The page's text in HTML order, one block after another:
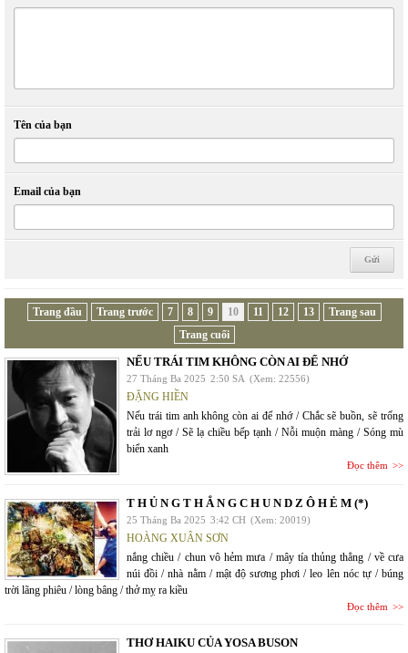
Tên của bạn
Email của bạn
Trang đầu Trang trước 7 8 9 10 11 12 13
Trang sau
Trang cuối
NẾU TRÁI TIM KHÔNG CÒN AI ĐỂ NHỚ
27 Tháng Ba 2025 2:50 SA (Xem: 22556)
ĐẶNG HIỀN
Nếu trái tim anh không còn ai để nhớ / Chắc sẽ buồn, sẽ trống
trải lơ ngơ / Sẽ lạ chiều bếp tạnh / Nỗi muộn màng / Sóng mù
biển xanh
Đọc thêm
T H Ủ N G T H Ẳ N G C H U N D Z Ô H Ẻ M (*)
25 Tháng Ba 2025 3:42 CH (Xem: 20019)
HOÀNG XUÂN SƠN
nắng chiều / chun vô hẻm mưa / mây tía thủng thẳng / về cưa
núi đồi / nhà nằm / mật độ sương phơi / leo lên nóc tự / búng
trời lãng phiêu / lòng bâng / thở mỵ ra kiều
Đọc thêm
THƠ HAIKU CỦA YOSA BUSON